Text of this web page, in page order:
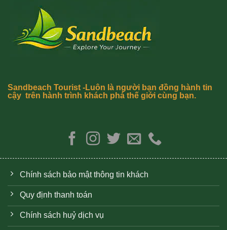
Sandbeach Tourist -Luôn là người bạn đồng hành tin
cậy trên hành trình khách phá thế giới cùng bạn.
Chính sách bảo mật thông tin khách
Quy định thanh toán
Chính sách huỷ dịch vụ